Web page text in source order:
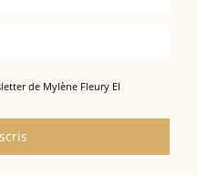
de Mylène Fleury EI